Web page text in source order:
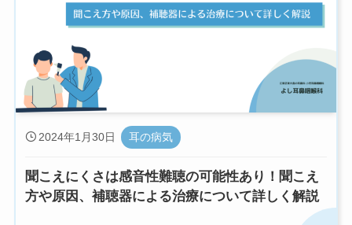
聞こえにくさは感音性難聴の可能性あり！聞こえ
方や原因、補聴器による治療について詳しく解説
2024年1月30日 耳の病気